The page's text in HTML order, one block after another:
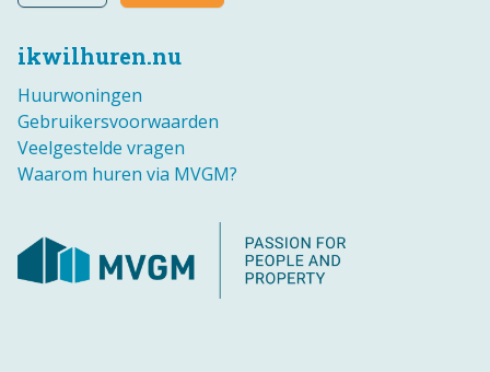
ikwilhuren.nu
Huurwoningen
Gebruikersvoorwaarden
Veelgestelde vragen
Waarom huren via MVGM?